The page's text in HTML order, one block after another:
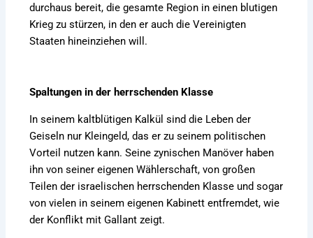
durchaus bereit, die gesamte Region in einen blutigen
Krieg zu stürzen, in den er auch die Vereinigten
Staaten hineinziehen will.
Spaltungen in der herrschenden Klasse
In seinem kaltblütigen Kalkül sind die Leben der
Geiseln nur Kleingeld, das er zu seinem politischen
Vorteil nutzen kann. Seine zynischen Manöver haben
ihn von seiner eigenen Wählerschaft, von großen
Teilen der israelischen herrschenden Klasse und sogar
von vielen in seinem eigenen Kabinett entfremdet, wie
der Konflikt mit Gallant zeigt.